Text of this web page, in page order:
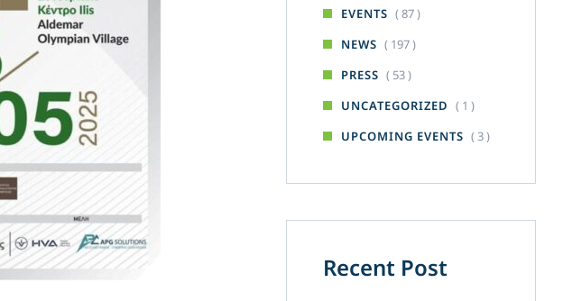
EVENTS ( 87 )
NEWS ( 197 )
PRESS ( 53 )
UNCATEGORIZED ( 1 )
UPCOMING EVENTS ( 3 )
Recent Post